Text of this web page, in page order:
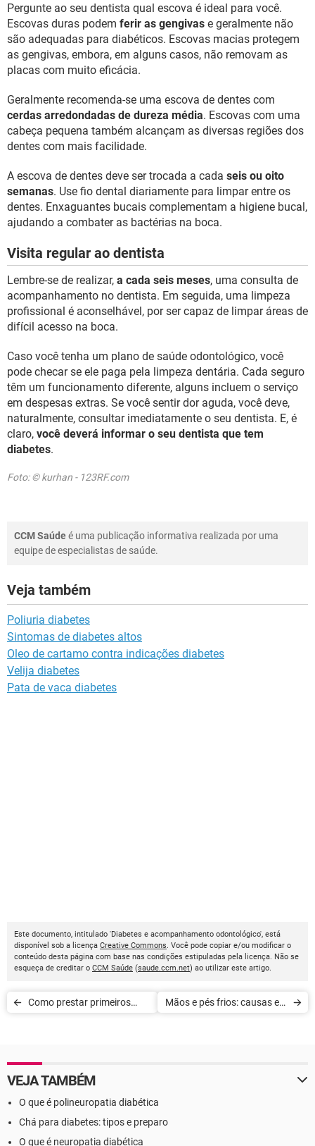
Pergunte ao seu dentista qual escova é ideal para você.
Escovas duras podem ferir as gengivas e geralmente não
são adequadas para diabéticos. Escovas macias protegem
as gengivas, embora, em alguns casos, não removam as
placas com muito eficácia.
Geralmente recomenda-se uma escova de dentes com
cerdas arredondadas de dureza média. Escovas com uma
cabeça pequena também alcançam as diversas regiões dos
dentes com mais facilidade.
A escova de dentes deve ser trocada a cada seis ou oito
semanas. Use fio dental diariamente para limpar entre os
dentes. Enxaguantes bucais complementam a higiene bucal,
ajudando a combater as bactérias na boca.
Visita regular ao dentista
Lembre-se de realizar, a cada seis meses, uma consulta de
acompanhamento no dentista. Em seguida, uma limpeza
profissional é aconselhável, por ser capaz de limpar áreas de
difícil acesso na boca.
Caso você tenha um plano de saúde odontológico, você
pode checar se ele paga pela limpeza dentária. Cada seguro
têm um funcionamento diferente, alguns incluem o serviço
em despesas extras. Se você sentir dor aguda, você deve,
naturalmente, consultar imediatamente o seu dentista. E, é
claro, você deverá informar o seu dentista que tem
diabetes.
Foto: © kurhan - 123RF.com
CCM Saúdeé uma publicação informativa realizada por uma
equipe de especialistas de saúde.
Veja também
Poliuria diabetes
Sintomas de diabetes altos
Oleo de cartamo contra indicações diabetes
Velija diabetes
Pata de vaca diabetes
Este documento, intitulado 'Diabetes e acompanhamento odontológico', está
disponível sob a licença Creative Commons. Você pode copiar e/ou modificar o
conteúdo desta página com base nas condições estipuladas pela licença. Não se
esqueça de creditar o CCM Saúde (saude.ccm.net) ao utilizar este artigo.
Como prestar primeiros
Mãos e pés frios: causas e o
VEJA TAMBÉM
O que é polineuropatia diabética
Chá para diabetes: tipos e preparo
O que é neuropatia diabética